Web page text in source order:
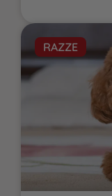
Flat Coated
garantire la
fisico e la
lo
di taglia
RAZZE